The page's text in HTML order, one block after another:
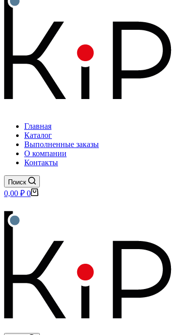
Главная
Каталог
Выполненные заказы
О компании
Контакты
Поиск
Корзина
0,00 ₽ 0